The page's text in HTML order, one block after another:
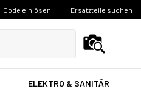
Code einlösen Ersatzteile suchen
ELEKTRO & SANITÄR